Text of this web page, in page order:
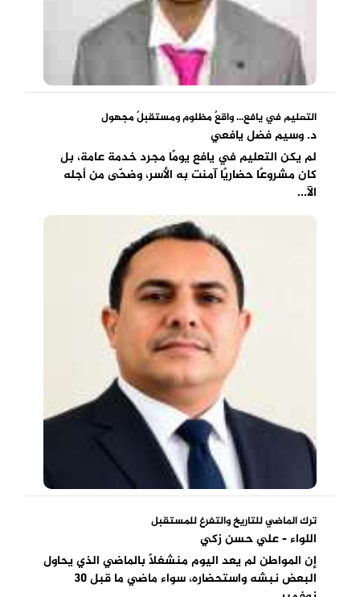
التعليم في يافع... واقعٌ مظلوم ومستقبلٌ مجهول
د. وسيم فضل يافعي
لم يكن التعليم في يافع يومًا مجرد خدمة عامة، بل
كان مشروعًا حضاريًا آمنت به الأسر، وضحّى من أجله
الآ...
ترك الماضي للتاريخ والتفرغ للمستقبل
اللواء - علي حسن زكي
إن المواطن لم يعد اليوم منشغلاً بالماضي الذي يحاول
البعض نبشه واستحضاره، سواء ماضي ما قبل 30